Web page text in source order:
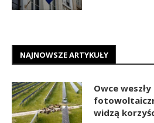
NAJNOWSZE ARTYKUŁY
Owce
widzą